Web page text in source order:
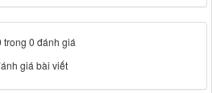
trong 0 đánh giá
giá bài viết